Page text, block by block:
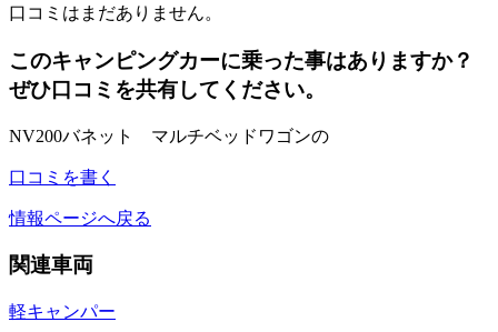
口コミはまだありません。
このキャンピングカーに乗った事はありますか？
ぜひ口コミを共有してください。
NV200バネット マルチベッドワゴンの
口コミを書く
情報ページへ戻る
関連車両
軽キャンパー